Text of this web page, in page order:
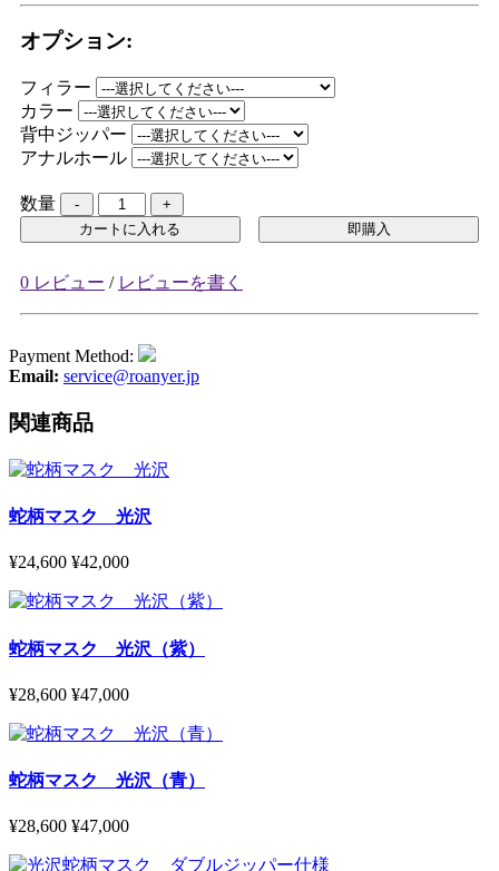
オプション:
フィラー
カラー
背中ジッパー
アナルホール
数量
カートに入れる 即購入
0 レビュー / レビューを書く
Payment Method:
Email: service@roanyer.jp
関連商品
蛇柄マスク 光沢
¥24,600 ¥42,000
蛇柄マスク 光沢（紫）
¥28,600 ¥47,000
蛇柄マスク 光沢（青）
¥28,600 ¥47,000